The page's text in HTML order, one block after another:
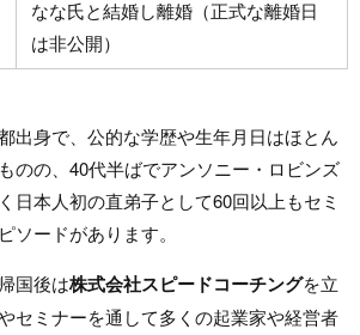
なな氏と結婚し離婚（正式な離婚日
は非公開）
出身で、公的な学歴や生年月日はほとん
のの、40代半ばでアンソニー・ロビンズ
日本人初の直弟子として60回以上もセミ
ソードがあります。
国後は株式会社スピードコーチングを立
セミナーを通して多くの起業家や経営者